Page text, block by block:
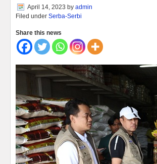
April 14, 2023 by admin
Filed under Serba-Serbi
Share this news